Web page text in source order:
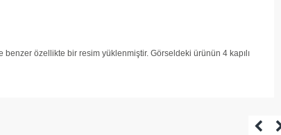
özellikte bir resim yüklenmiştir. Görseldeki ürünün 4 kapılı